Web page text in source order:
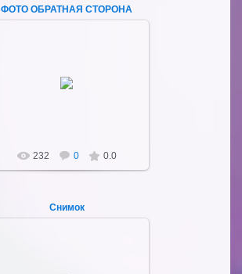
ФОТО ОБРАТНАЯ СТОРОНА
232 0 0.0
Снимок